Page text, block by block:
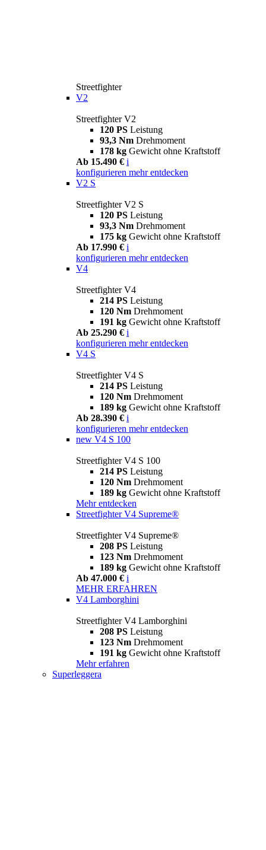
Streetfighter
V2
Streetfighter V2
120 PS Leistung
93,3 Nm Drehmoment
178 kg Gewicht ohne Kraftstoff
Ab 15.490 € i
konfigurieren mehr entdecken
V2 S
Streetfighter V2 S
120 PS Leistung
93,3 Nm Drehmoment
175 kg Gewicht ohne Kraftstoff
Ab 17.990 € i
konfigurieren mehr entdecken
V4
Streetfighter V4
214 PS Leistung
120 Nm Drehmoment
191 kg Gewicht ohne Kraftstoff
Ab 25.290 € i
konfigurieren mehr entdecken
V4 S
Streetfighter V4 S
214 PS Leistung
120 Nm Drehmoment
189 kg Gewicht ohne Kraftstoff
Ab 28.390 € i
konfigurieren mehr entdecken
new V4 S 100
Streetfighter V4 S 100
214 PS Leistung
120 Nm Drehmoment
189 kg Gewicht ohne Kraftstoff
Mehr entdecken
Streetfighter V4 Supreme®
Streetfighter V4 Supreme®
208 PS Leistung
123 Nm Drehmoment
189 kg Gewicht ohne Kraftstoff
Ab 47.000 € i
MEHR ERFAHREN
V4 Lamborghini
Streetfighter V4 Lamborghini
208 PS Leistung
123 Nm Drehmoment
191 kg Gewicht ohne Kraftstoff
Mehr erfahren
Superleggera